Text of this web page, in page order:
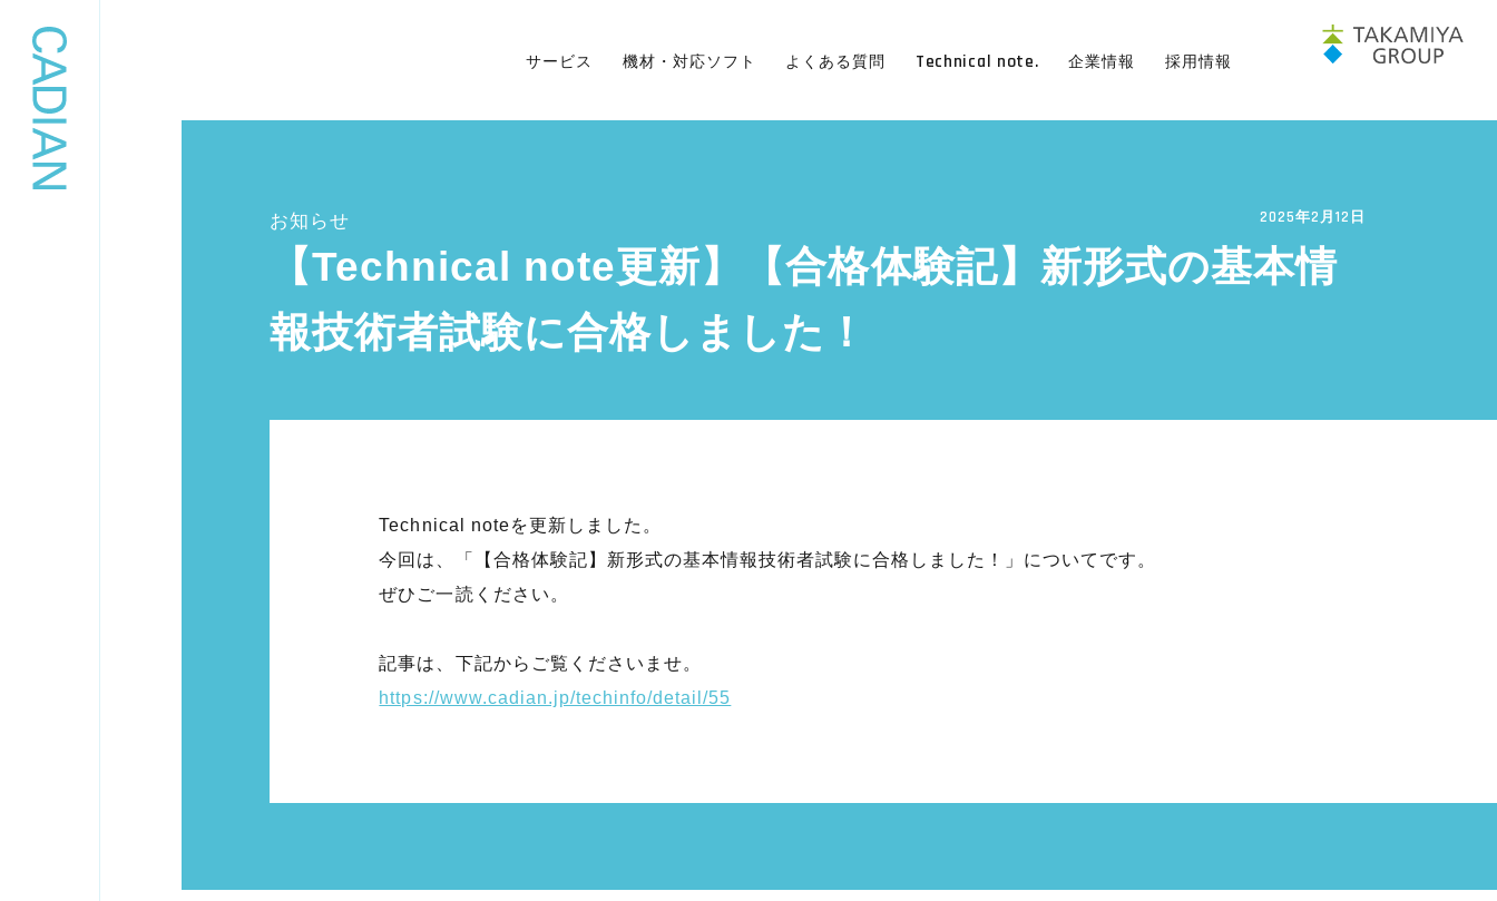
サービス 機材・対応ソフト よくある質問 Technical note. 企業情報 採用情報
お知らせ 2025年2月12日
【Technical note更新】【合格体験記】新形式の基本情
報技術者試験に合格しました！
Technical noteを更新しました。
今回は、「【合格体験記】新形式の基本情報技術者試験に合格しました！」についてです。
ぜひご一読ください。
記事は、下記からご覧くださいませ。
https://www.cadian.jp/techinfo/detail/55